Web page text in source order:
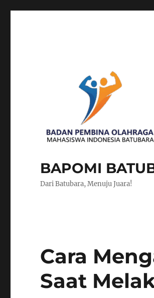
BAPOMI
Dari Batubara, Menuju Juara!
Cara
Saat